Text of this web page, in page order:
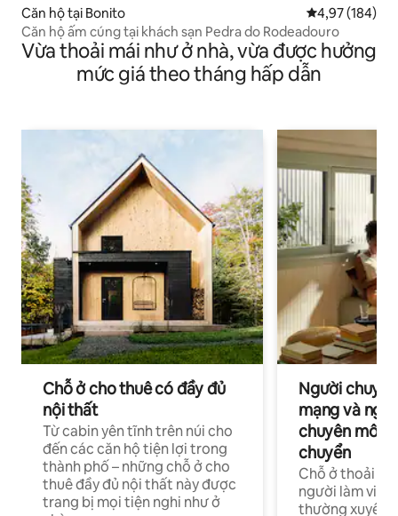
Căn hộ tại Bonito Xếp hạng
4,97 (184)
Căn hộ ấm cúng tại khách sạn Pedra do Rodeadouro
Vừa thoải mái như ở nhà, vừa được hưởng
mức giá theo tháng hấp dẫn
Chỗ ở cho thuê có đầy đủ
nội thất
Từ cabin yên tĩnh trên núi cho
đến các căn hộ tiện lợi trong
thành phố – những chỗ ở cho
thuê đầy đủ nội thất này được
trang bị mọi tiện nghi như ở
Người
mạng và
chuyên môn
chuyển
Chỗ ở thoải
người làm việc
thường xuyên